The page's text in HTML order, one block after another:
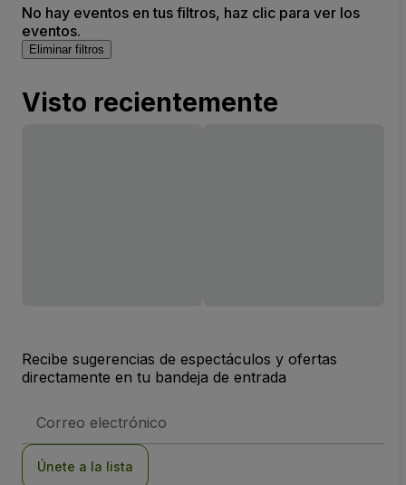
No hay eventos en tus filtros, haz clic para ver los
eventos.
Eliminar filtros
Visto recientemente
Recibe sugerencias de espectáculos y ofertas
directamente en tu bandeja de entrada
de
Únete a la lista